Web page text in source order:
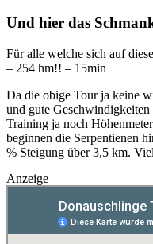
Und hier das
Für alle welche sich auf
– 254 hm!! – 15min
Da die obige Tour ja keine
und gute
Training ja noch
beginnen die Serpentienen
% Steigung über 3,5 km.
Anzeige